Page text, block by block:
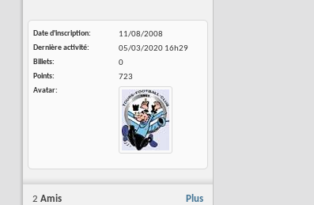
Date d'inscription
11/08/2008
Dernière activité
05/03/2020 16h29
Billets
0
Points
723
Avatar
Plus
2 Amis